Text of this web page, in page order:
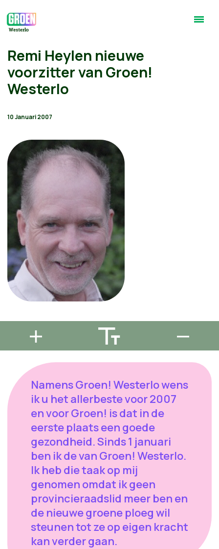
Remi Heylen nieuwe
voorzitter van Groen!
Westerlo
10 Januari 2007
Namens Groen! Westerlo wens
ik u het allerbeste voor 2007
en voor Groen! is dat in de
eerste plaats een goede
gezondheid. Sinds 1 januari
ben ik de van Groen! Westerlo.
Ik heb die taak op mij
genomen omdat ik geen
provincieraadslid meer ben en
de nieuwe groene ploeg wil
steunen tot ze op eigen kracht
kan verder gaan.